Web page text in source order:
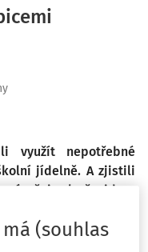
využít nepotřebné
jídelně. A zjistili
věci, ale že jde s
krabičky od léků
papírů. Užili
(souhlas